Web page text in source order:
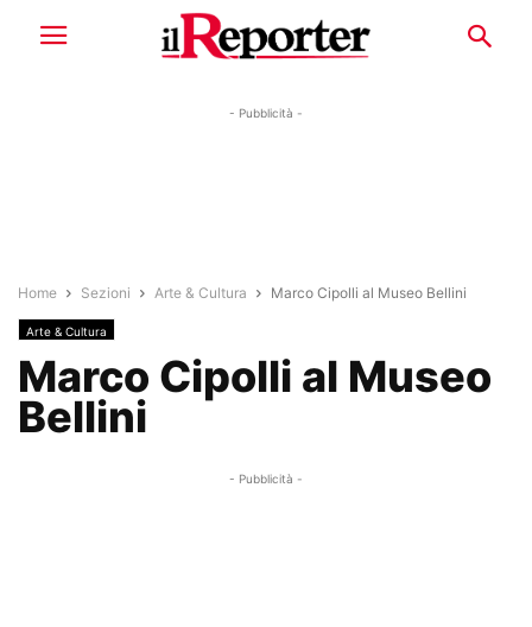
- Pubblicità -
Home Sezioni Arte & Cultura Marco Cipolli al Museo Bellini
Arte & Cultura
Marco Cipolli al Museo
Bellini
- Pubblicità -